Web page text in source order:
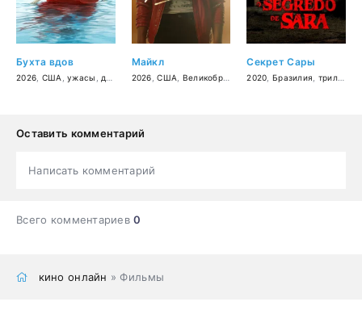
Бухта вдов
2026 США ,ужасы драма ,комедия
Майкл
2026 ,США Великобритания ,биография,музыка
Секрет Сары
2020 Бразилия триллер
Оставить комментарий
Написать комментарий
Всего комментариев0
кино онлайн » Фильмы